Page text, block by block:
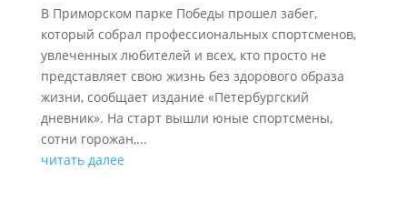
В Приморском парке Победы прошел забег,
который собрал профессиональных спортсменов,
увлеченных любителей и всех, кто просто не
представляет свою жизнь без здорового образа
жизни, сообщает издание «Петербургский
дневник». На старт вышли юные спортсмены,
сотни горожан,...
читать далее